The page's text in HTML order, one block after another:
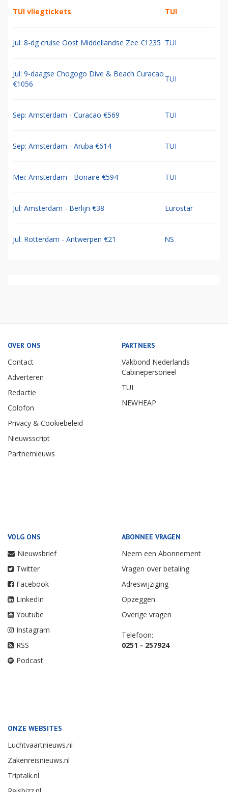
TUI vliegtickets TUI
Jul: 8-dg cruise Oost Middellandse Zee €1235 TUI
Jul: 9-daagse Chogogo Dive & Beach Curacao
€1056
TUI
Sep: Amsterdam - Curacao €569 TUI
Sep: Amsterdam - Aruba €614 TUI
Mei: Amsterdam - Bonaire €594 TUI
Jul: Amsterdam - Berlijn €38 Eurostar
Jul: Rotterdam - Antwerpen €21 NS
OVER ONS
Contact
Adverteren
Redactie
Colofon
Privacy & Cookiebeleid
Nieuwsscript
Partnernieuws
PARTNERS
Vakbond Nederlands
Cabinepersoneel
TUI
NEWHEAP
VOLG ONS
Nieuwsbrief
Twitter
Facebook
LinkedIn
Youtube
Instagram
RSS
Podcast
ABONNEE VRAGEN
Neem een Abonnement
Vragen over betaling
Adreswijziging
Opzeggen
Overige vragen
Telefoon:
0251 - 257924
ONZE WEBSITES
Luchtvaartnieuws.nl
Zakenreisnieuws.nl
Triptalk.nl